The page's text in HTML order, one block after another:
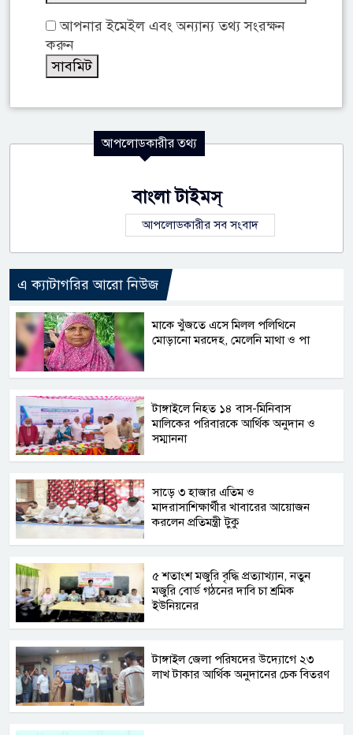
আপনার ইমেইল এবং অন্যান্য তথ্য সংরক্ষন
করুন
আপলোডকারীর তথ্য
বাংলা টাইমস্
আপলোডকারীর সব সংবাদ
এ ক্যাটাগরির আরো নিউজ
মাকে খুঁজতে এসে মিলল পলিথিনে
মোড়ানো মরদেহ, মেলেনি মাথা ও পা
টাঙ্গাইলে নিহত ১৪ বাস-মিনিবাস
মালিকের পরিবারকে আর্থিক অনুদান ও
সম্মাননা
সাড়ে ৩ হাজার এতিম ও
মাদরাসাশিক্ষার্থীর খাবারের আয়োজন
করলেন প্রতিমন্ত্রী টুকু
৫ শতাংশ মজুরি বৃদ্ধি প্রত্যাখ্যান, নতুন
মজুরি বোর্ড গঠনের দাবি চা শ্রমিক
ইউনিয়নের
টাঙ্গাইল জেলা পরিষদের উদ্যোগে ২৩
লাখ টাকার আর্থিক অনুদানের চেক বিতরণ